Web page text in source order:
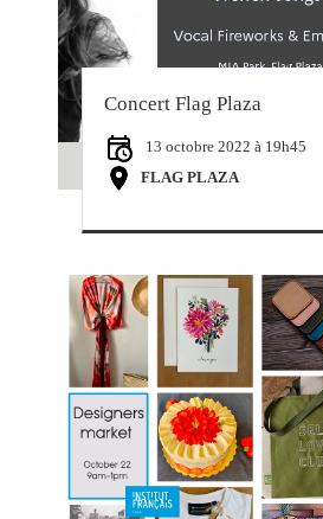
Concert Flag Plaza
13 octobre 2022 à 19h45
FLAG PLAZA